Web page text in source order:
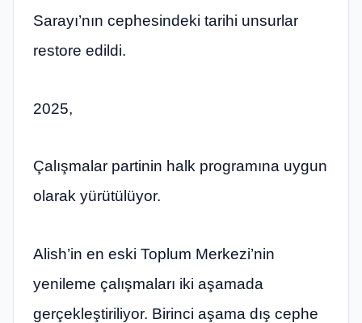
Sarayı’nın cephesindeki tarihi unsurlar
restore edildi.
2025,
Çalışmalar partinin halk programına uygun
olarak yürütülüyor.
Alish’in en eski Toplum Merkezi’nin
yenileme çalışmaları iki aşamada
gerçekleştiriliyor. Birinci aşama dış cephe